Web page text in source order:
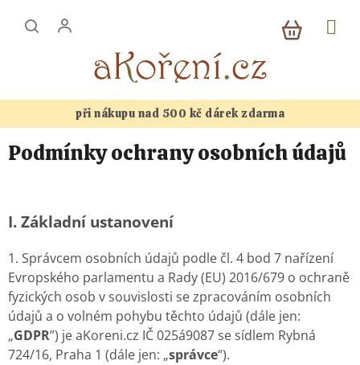
KOŠÍK
při nákupu nad 500 kč dárek zdarma
Podmínky ochrany osobních údajů
I. Základní ustanovení
1. Správcem osobních údajů podle čl. 4 bod 7 nařízení
Evropského parlamentu a Rady (EU) 2016/679 o ochraně
fyzických osob v souvislosti se zpracováním osobních
údajů a o volném pohybu těchto údajů (dále jen:
„GDPR”) je aKoreni.cz IČ 025á9087 se sídlem Rybná
724/16, Praha 1 (dále jen: „správce“).